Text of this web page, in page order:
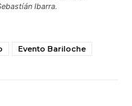
Ibarra.
Evento Bariloche